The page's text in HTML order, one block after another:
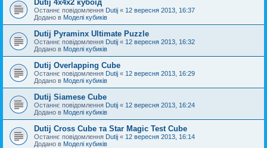
Dutij 4х4х2 кубоїд
Останнє повідомлення Dutij « 12 вересня 2013, 16:37
Додано в Моделі кубиків
Dutij Pyraminx Ultimate Puzzle
Останнє повідомлення Dutij « 12 вересня 2013, 16:32
Додано в Моделі кубиків
Dutij Overlapping Cube
Останнє повідомлення Dutij « 12 вересня 2013, 16:29
Додано в Моделі кубиків
Dutij Siamese Cube
Останнє повідомлення Dutij « 12 вересня 2013, 16:24
Додано в Моделі кубиків
Dutij Cross Cube та Star Magic Test Cube
Останнє повідомлення Dutij « 12 вересня 2013, 16:14
Додано в Моделі кубиків